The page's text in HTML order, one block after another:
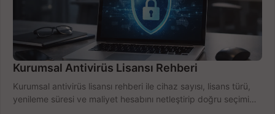
Kurumsal Antivirüs Lisansı Rehberi
Kurumsal antivirüs lisansı rehberi ile cihaz sayısı, lisans türü,
yenileme süresi ve maliyet hesabını netleştirip doğru seçimi